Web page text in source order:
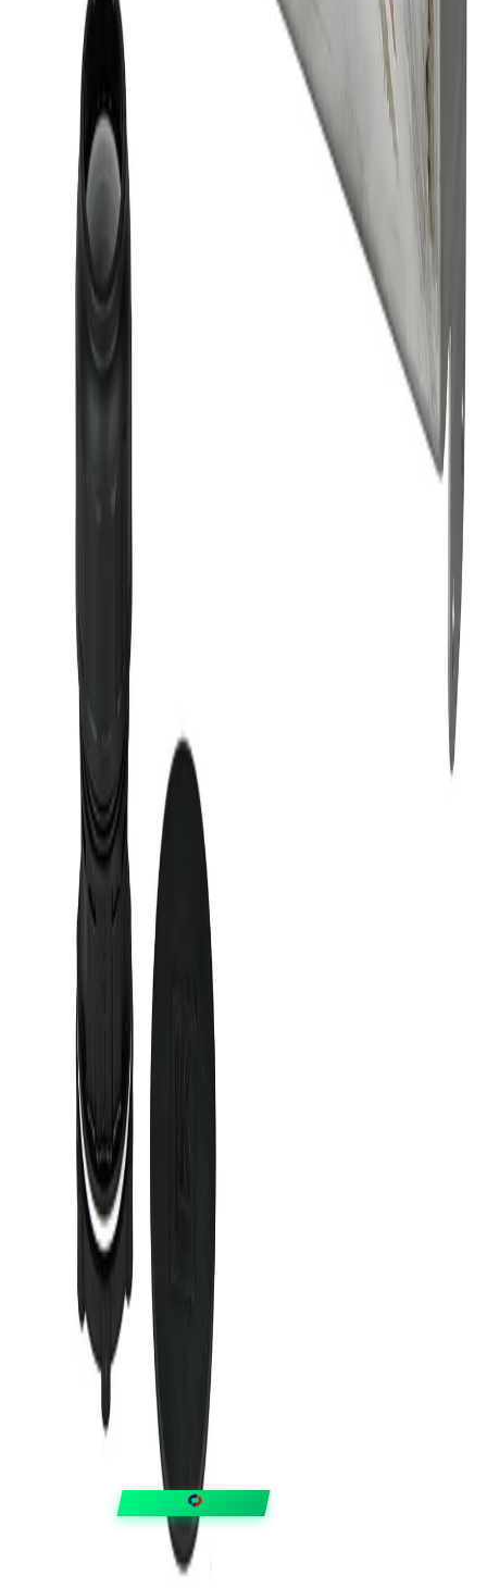
Alla kategorier
Alla varumärken
Kundservice
Retur & Reklamation
Leveransinformation
Kunskapsdatabas
Information
Allmänna villkor
Integritetspolicy
Cookiepolicy
Bli proffs
OUTLETKlubben
Medlemserbjudanden